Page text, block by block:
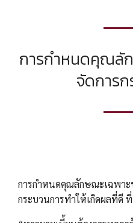
การกำหนดคุณลัก
จัดการก
การกำหนดคุณลักษณะเฉพาะ
กระบวนการทำให้เกิดผลที่ดี